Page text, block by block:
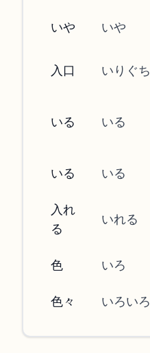
いや いや
入口 いりぐち
いる いる
いる いる
入れ
る
いれる
色 いろ
色々 いろいろ